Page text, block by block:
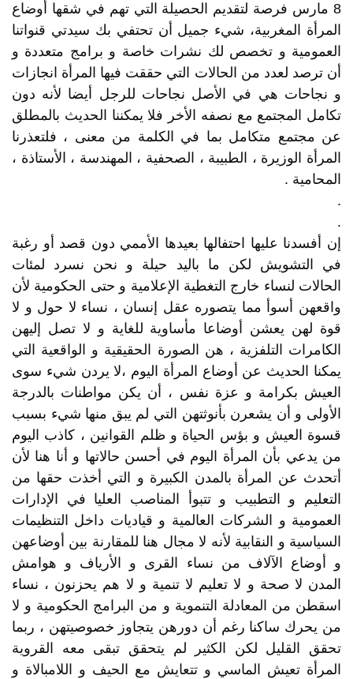
8 مارس فرصة لتقديم الحصيلة التي تهم في شقها أوضاع
المرأة المغربية، شيء جميل أن تحتفي بك سيدتي قنواتنا
العمومية و تخصص لك نشرات خاصة و برامج متعددة و
أن ترصد لعدد من الحالات التي حققت فيها المرأة انجازات
و نجاحات هي في الأصل نجاحات للرجل أيضا لأنه دون
تكامل المجتمع مع نصفه الأخر فلا يمكننا الحديث بالمطلق
عن مجتمع متكامل بما في الكلمة من معنى ، فلتعذرنا
المرأة الوزيرة ، الطبيبة ، الصحفية ، المهندسة ، الأستاذة ،
المحامية .
.
.
إن أفسدنا عليها احتفالها بعيدها الأممي دون قصد أو رغبة
في التشويش لكن ما باليد حيلة و نحن نسرد لمئات
الحالات لنساء خارج التغطية الإعلامية و حتى الحكومية لأن
واقعهن أسوأ مما يتصوره عقل إنسان ، نساء لا حول و لا
قوة لهن يعشن أوضاعا مأساوية للغاية و لا تصل إليهن
الكامرات التلفزية ، هن الصورة الحقيقية و الواقعية التي
يمكنا الحديث عن أوضاع المرأة اليوم ،لا يردن شيء سوى
العيش بكرامة و عزة نفس ، أن يكن مواطنات بالدرجة
الأولى و أن يشعرن بأنوثتهن التي لم يبق منها شيء بسبب
قسوة العيش و بؤس الحياة و ظلم القوانين ، كاذب اليوم
من يدعي بأن المرأة اليوم في أحسن حالاتها و أنا هنا لأن
أتحدث عن المرأة بالمدن الكبيرة و التي أخذت حقها من
التعليم و التطبيب و تتبوأ المناصب العليا في الإدارات
العمومية و الشركات العالمية و قياديات داخل التنظيمات
السياسية و النقابية لأنه لا مجال هنا للمقارنة بين أوضاعهن
و أوضاع الآلاف من نساء القرى و الأرياف و هوامش
المدن لا صحة و لا تعليم لا تنمية و لا هم يحزنون ، نساء
اسقطن من المعادلة التنموية و من البرامج الحكومية و لا
من يحرك ساكنا رغم أن دورهن يتجاوز خصوصيتهن ، ربما
تحقق القليل لكن الكثير لم يتحقق تبقى معه القروية
المرأة تعيش الماسي و تتعايش مع الحيف و اللامبالاة و